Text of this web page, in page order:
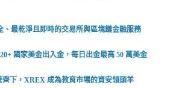
、最乾淨且即時的交易所與區塊鏈金融服務
國家美金出入金，每日出金最高 50 萬美金
齊下，XREX 成為教育市場的資安領頭羊